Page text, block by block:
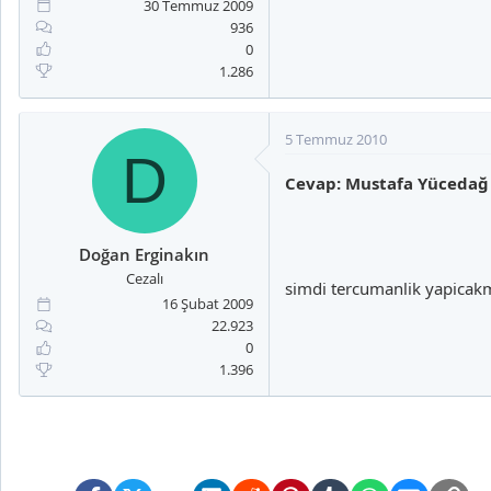
30 Temmuz 2009
936
0
1.286
D
Doğan Erginakın
Cezalı
16 Şubat 2009
22.923
0
1.396
5 Temmuz 2010
Cevap: Mustafa Yücedağ
simdi tercumanlik